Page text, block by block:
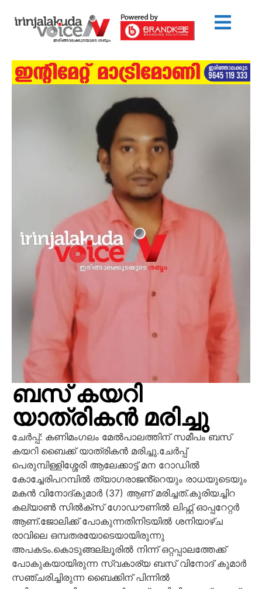
ബസ് കയറി
യാത്രികൻ മരിച്ചു
ചേർപ്പ്: കണിമംഗലം മേൽപാലത്തിന് സമീപം ബസ്
കയറി ബൈക്ക് യാത്രികൻ മരിച്ചു.ചേർപ്പ്
പെരുമ്പിള്ളിശ്ശേരി ആലേക്കാട്ട് മന റോഡിൽ
കോച്ചേരിപറമ്പിൽ ത്യാഗരാജൻ്റെയും രാധയുടെയും
മകൻ വിനോദ്കുമാർ (37) ആണ് മരിച്ചത്.കുരിയച്ചിറ
കല്യാൺ സിൽക്സ് ഗോഡൗണിൽ ലിഫ്റ്റ് ഓപ്പറേറ്റർ
ആണ്.ജോലിക്ക് പോകുന്നതിനിടയിൽ ശനിയാഴ്ച
രാവിലെ ഒമ്പതരയോടെയായിരുന്നു
അപകടം.കൊടുങ്ങല്ലൂരിൽ നിന്ന് ഒറ്റപ്പാലത്തേക്ക്
പോകുകയായിരുന്ന സ്വകാര്യ ബസ് വിനോദ് കുമാർ
സഞ്ചരിച്ചിരുന്ന ബൈക്കിന് പിന്നിൽ